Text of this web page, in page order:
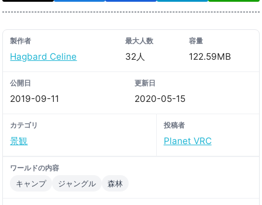
製作者
Hagbard Celine
最大人数
32人
容量
122.59MB
公開日
2019-09-11
更新日
2020-05-15
カテゴリ
景観
投稿者
Planet VRC
ワールドの内容
キャンプ ジャングル 森林